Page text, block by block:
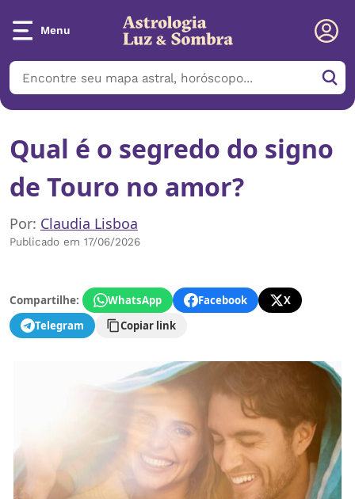
Menu
Qual é o segredo do signo
de Touro no amor?
Por: Claudia Lisboa
Publicado em 17/06/2026
Compartilhe: WhatsApp Facebook
X
Telegram
Copiar link